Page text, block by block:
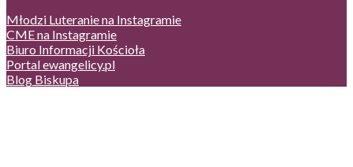
Młodzi Luteranie na Instagramie
CME na Instagramie
Biuro Informacji Kościoła
Portal ewangelicy.pl
Blog Biskupa